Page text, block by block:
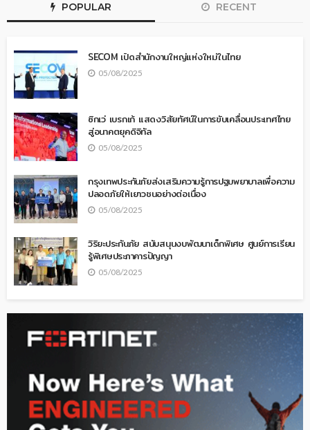
POPULAR RECENT
SECOM เปิดสำนักงานใหญ่แห่งใหม่ในไทย
05/08/2025
ซิกเว่ เบรกเก้ แสดงวิสัยทัศน์ในการขับเคลื่อนประเทศไทย
สู่อนาคตยุคดิจิทัล
05/08/2025
กรุงเทพประกันภัยส่งเสริมความรู้การปฐมพยาบาลเพื่อความ
ปลอดภัยให้เยาวชนอย่างต่อเนื่อง
05/08/2025
วิริยะประกันภัย สนับสนุนงบพัฒนาเด็กพิเศษ ศูนย์การเรียน
รู้พิเศษประภาคารปัญญา
05/08/2025